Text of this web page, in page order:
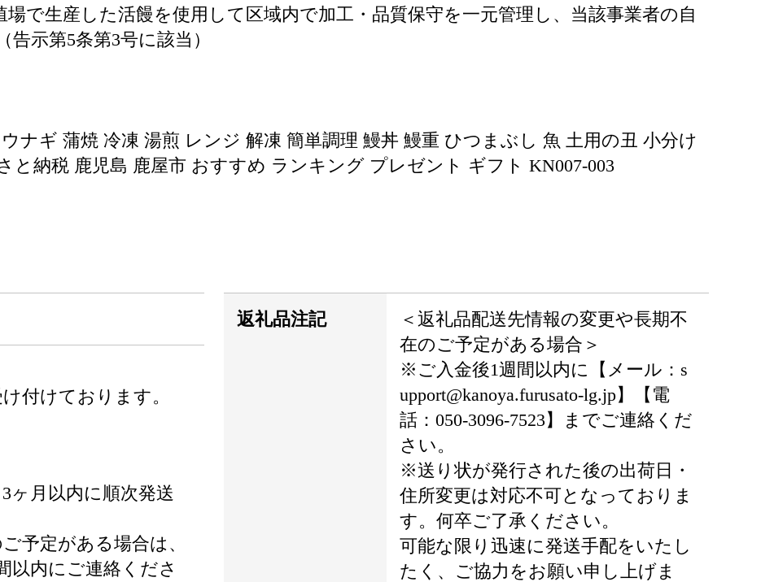
で生産した活饅を使用して区域内で加工・品質保守を一元管理し、当該事業者の自
示第5条第3号に該当）
ナギ 蒲焼 冷凍 湯煎 レンジ 解凍 簡単調理 鰻丼 鰻重 ひつまぶし 魚 土用の丑 小分け
と納税 鹿児島 鹿屋市 おすすめ ランキング プレゼント ギフト KN007-003
付けております。
ヶ月以内に順次発送
予定がある場合は、
以内にご連絡くださ
返礼品注記
＜返礼品配送先情報の変更や長期不
在のご予定がある場合＞
※ご入金後1週間以内に【メール：s
upport@kanoya.furusato-lg.jp】【電
話：050-3096-7523】までご連絡くだ
さい。
※送り状が発行された後の出荷日・
住所変更は対応不可となっておりま
す。何卒ご了承ください。
可能な限り迅速に発送手配をいたし
たく、ご協力をお願い申し上げま